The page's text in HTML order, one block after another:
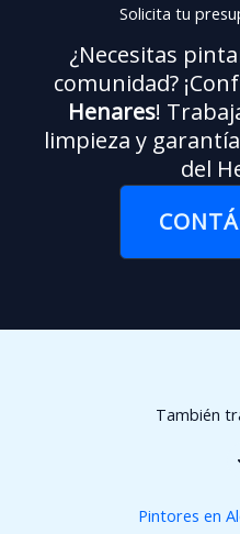
Solicita tu
¿Necesitas
comunidad?
Henares!
limpieza y
del
También
Pintores en